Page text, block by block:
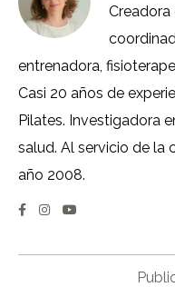
Creadora
entrenadora,
Casi 20 años de
Pilates. Investigadora
salud. Al servicio de la
año 2008.